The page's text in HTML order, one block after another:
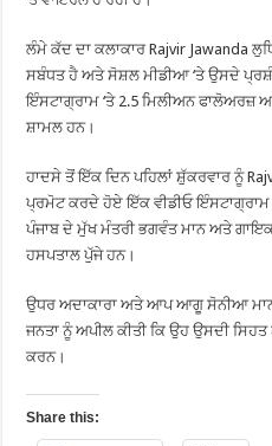
ਲੰਮੇ ਕੱਦ ਦਾ ਕਲਾਕਾਰ Rajvir Jawanda
ਸਬੰਧਤ ਹੈ ਅਤੇ ਸੋਸ਼ਲ ਮੀਡੀਆ ‘ਤੇ ਉਸਦੇ
ਇੰਸਟਾਗ੍ਰਾਮ ‘ਤੇ 2.5 ਮਿਲੀਅਨ ਫਾਲੋਅਰਜ਼
ਸ਼ਾਮਲ ਹਨ।
ਹਾਦਸੇ ਤੋਂ ਇੱਕ ਦਿਨ ਪਹਿਲਾਂ ਸ਼ੁੱਕਰਵਾਰ ਨੂੰ
ਪ੍ਰਮੋਟ ਕਰਦੇ ਹੋਏ ਇੱਕ ਵੀਡੀਓ ਇੰਸਟਾਗ੍ਰਾਮ
ਪੰਜਾਬ ਦੇ ਮੁੱਖ ਮੰਤਰੀ ਭਗਵੰਤ ਮਾਨ ਅਤੇ
ਹਸਪਤਾਲ ਪੁੱਜੇ ਹਨ।
ਉਧਰ ਅਦਾਕਾਰਾ ਅਤੇ ਆਪ ਆਗੂ ਸੋਨੀਆ ਮਾਨ
ਜਨਤਾ ਨੂੰ ਅਪੀਲ ਕੀਤੀ ਕਿ ਉਹ ਉਸਦੀ
ਕਰਨ।
Share this: